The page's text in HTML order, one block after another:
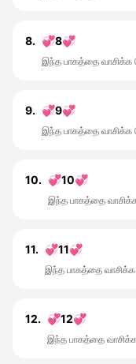
8. 💞8💞
இந்த பாகத்தை வாசிக்க
9. 💞9💞
இந்த பாகத்தை வாசிக்க
10. 💞10💞
இந்த பாகத்தை
11. 💞11💞
இந்த பாகத்தை
12. 💞12💞
இந்த பாகத்தை